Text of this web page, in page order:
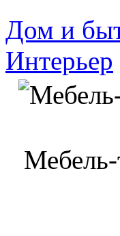
Дом и
Интерьер